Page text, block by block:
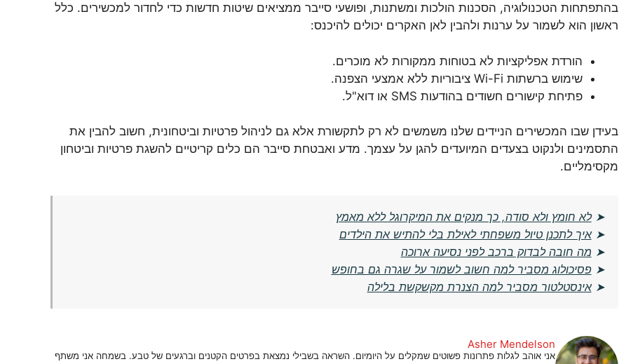
בהתפתחות הטכנולוגיה, הסכנות הולכות ומשתנות, ופושעי סייבר ממציאים שיטות חדשות כדי לחדור למכשירים. כלל
ראשון הוא לשמור על ערנות ולהבין לאן האקרים יכולים להיכנס:
הורדת אפליקציות לא בטוחות ממקורות לא מוכרים.
שימוש ברשתות Wi-Fi ציבוריות ללא אמצעי הצפנה.
פתיחת קישורים חשודים בהודעות SMS או דוא"ל.
בעידן שבו המכשירים הניידים שלנו משמשים לא רק לתקשורת אלא גם לניהול פרטיות וביטחונית, חשוב להבין את
התסמינים ולנקוט בצעדים המיועדים להגן על עצמך. מדע ואבטחת סייבר הם כלים קריטיים להשגת פרטיות וביטחון
מקסימליים.
➤לא חומץ ולא סודה, כך מנקים את המיקרוגל ללא מאמץ
➤איך לתכנן טיול משפחתי לאילת בלי להתיש את הילדים
➤ מה חובה לבדוק ברכב לפני נסיעה ארוכה
➤פסיכולוג מסביר למה חשוב לשמור על שגרה גם בחופש
➤אינסטלטור מסביר למה הצנרת מקשקשת בלילה
Asher Mendelson
אני אוהב לגלות פתרונות פשוטים שמקלים על היומיום. השראה בשבילי נמצאת בפרטים הקטנים וברגעים של טבע. בשמחה אני משתף